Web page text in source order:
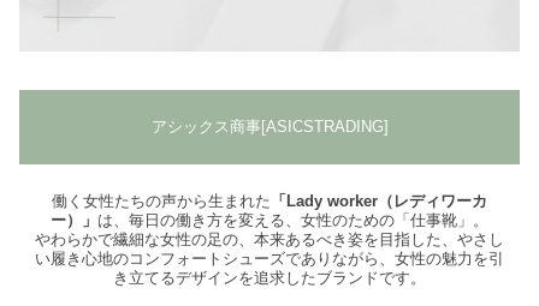
アシックス商事[ASICSTRADING]
働く女性たちの声から生まれた 「Lady worker（レディワーカ
ー）」 は、毎日の働き方を変える、女性のための「仕事靴」。
やわらかで繊細な女性の足の、本来あるべき姿を目指した、やさし
い履き心地のコンフォートシューズでありながら、女性の魅力を引
き立てるデザインを追求したブランドです。